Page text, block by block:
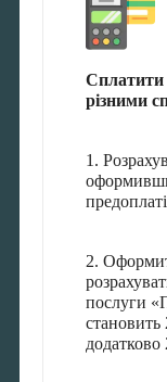
Сплатити
різними
1.
предоплаті
2.
послуги
становить
додатково